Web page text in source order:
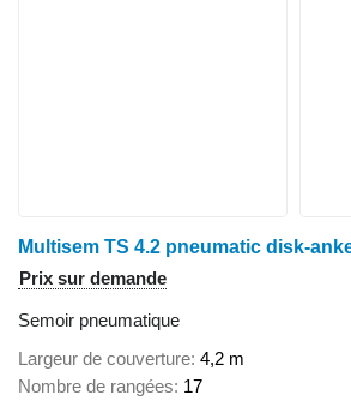
Multisem TS 4.2 pneumatic disk-
Prix sur demande
Semoir pneumatique
Largeur de couverture 4,2 m
Nombre de rangées 17